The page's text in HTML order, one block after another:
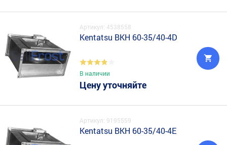
Артикул: 4538558
Kentatsu BKH 60-35/40-4D
В наличии
Цену уточняйте
Артикул: 9195559
Kentatsu BKH 60-35/40-4E